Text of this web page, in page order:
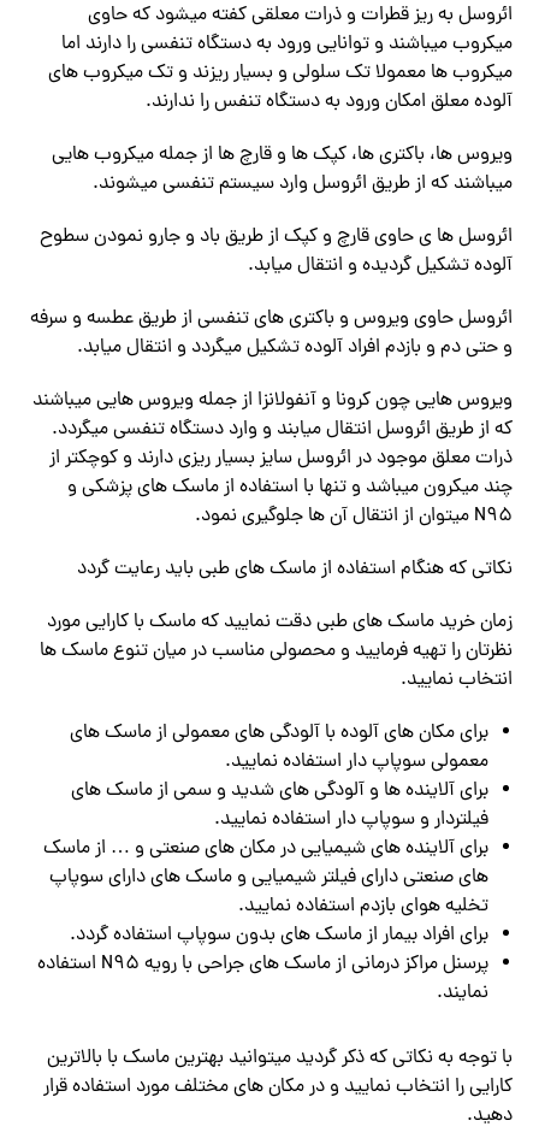
ائروسل به ریز قطرات و ذرات معلقی کفته میشود که حاوی
میکروب میباشند و توانایی ورود به دستگاه تنفسی را دارند اما
میکروب ها معمولا تک سلولی و بسیار ریزند و تک میکروب های
آلوده معلق امکان ورود به دستگاه تنفس را ندارند.
ویروس ها، باکتری ها، کپک ها و قارچ ها از جمله میکروب هایی
میباشند که از طریق ائروسل وارد سیستم تنفسی میشوند.
ائروسل ها ی حاوی قارچ و کپک از طریق باد و جارو نمودن سطوح
آلوده تشکیل گردیده و انتقال میابد.
ائروسل حاوی ویروس و باکتری های تنفسی از طریق عطسه و سرفه
و حتی دم و بازدم افراد آلوده تشکیل میگردد و انتقال میابد.
ویروس هایی چون کرونا و آنفولانزا از جمله ویروس هایی میباشند
که از طریق ائروسل انتقال میابند و وارد دستگاه تنفسی میگردد.
ذرات معلق موجود در ائروسل سایز بسیار ریزی دارند و کوچکتر از
چند میکرون میباشد و تنها با استفاده از ماسک های پزشکی و
N95 میتوان از انتقال آن ها جلوگیری نمود.
نکاتی که هنگام استفاده از ماسک های طبی باید رعایت گردد
زمان خرید ماسک های طبی دقت نمایید که ماسک با کارایی مورد
نظرتان را تهیه فرمایید و محصولی مناسب در میان تنوع ماسک ها
انتخاب نمایید.
برای مکان های آلوده با آلودگی های معمولی از ماسک های
معمولی سوپاپ دار استفاده نمایید.
برای آلاینده ها و آلودگی های شدید و سمی از ماسک های
فیلتردار و سوپاپ دار استفاده نمایید.
برای آلاینده های شیمیایی در مکان های صنعتی و … از ماسک
های صنعتی دارای فیلتر شیمیایی و ماسک های دارای سوپاپ
تخلیه هوای بازدم استفاده نمایید.
برای افراد بیمار از ماسک های بدون سوپاپ استفاده گردد.
پرسنل مراکز درمانی از ماسک های جراحی با رویه N95 استفاده
نمایند.
با توجه به نکاتی که ذکر گردید میتوانید بهترین ماسک با بالاترین
کارایی را انتخاب نمایید و در مکان های مختلف مورد استفاده قرار
دهید.